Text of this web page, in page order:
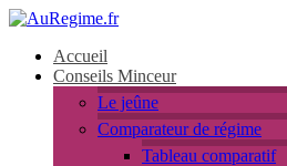
Accueil
Conseils Minceur
Le jeûne
Comparateur de régime
Tableau comparatif